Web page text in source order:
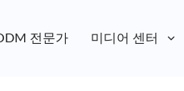
전문가 미디어 센터